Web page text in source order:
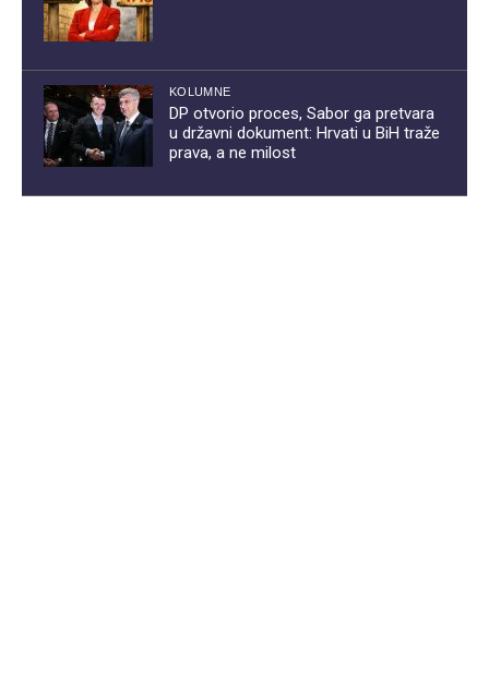
KOLUMNE
DP otvorio proces, Sabor ga pretvara
u državni dokument: Hrvati u BiH traže
prava, a ne milost